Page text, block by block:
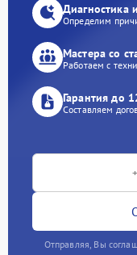
Диагностика
Определим
Мастера со
Работаем с
Гарантия до
Составляем
Отправляя, Вы